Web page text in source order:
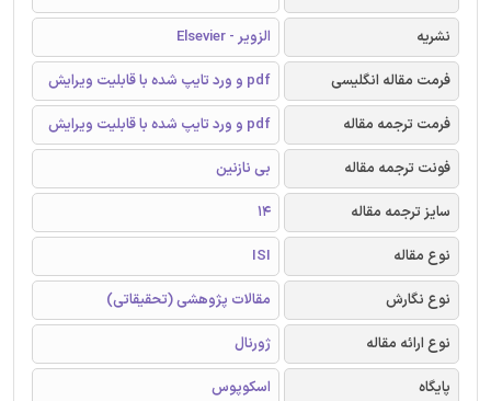
نشریه
الزویر - Elsevier
فرمت مقاله انگلیسی
pdf و ورد تایپ شده با قابلیت ویرایش
فرمت ترجمه مقاله
pdf و ورد تایپ شده با قابلیت ویرایش
فونت ترجمه مقاله
بی نازنین
سایز ترجمه مقاله
14
نوع مقاله
ISI
نوع نگارش
مقالات پژوهشی (تحقیقاتی)
نوع ارائه مقاله
ژورنال
پایگاه
اسکوپوس